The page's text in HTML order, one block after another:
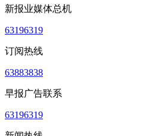
新报业媒体总机
63196319
订阅热线
63883838
早报广告联系
63196319